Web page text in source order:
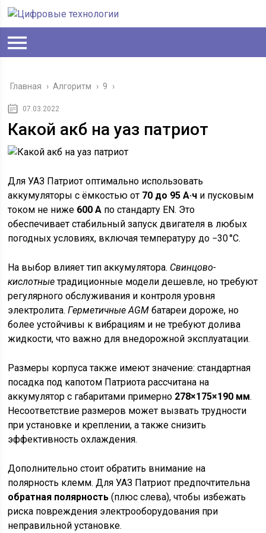
Главная › Алгоритм › 9 ›
07.03.2022
Какой акб на уаз патриот
Для УАЗ Патриот оптимально использовать
аккумуляторы с ёмкостью от 70 до 95 А·ч и пусковым
током не ниже 600 А по стандарту EN. Это
обеспечивает стабильный запуск двигателя в любых
погодных условиях, включая температуру до −30 °C.
На выбор влияет тип аккумулятора. Свинцово-
кислотныетрадиционные модели дешевле, но требуют
регулярного обслуживания и контроля уровня
электролита.Герметичные AGM батареи дороже, но
более устойчивы к вибрациям и не требуют долива
жидкости, что важно для внедорожной эксплуатации.
Размеры корпуса также имеют значение: стандартная
посадка под капотом Патриота рассчитана на
аккумулятор с габаритами примерно 278×175×190 мм.
Несоответствие размеров может вызвать трудности
при установке и креплении, а также снизить
эффективность охлаждения.
Дополнительно стоит обратить внимание на
полярность клемм. Для УАЗ Патриот предпочтительна
обратная полярность (плюс слева), чтобы избежать
риска повреждения электрооборудования при
неправильной установке.